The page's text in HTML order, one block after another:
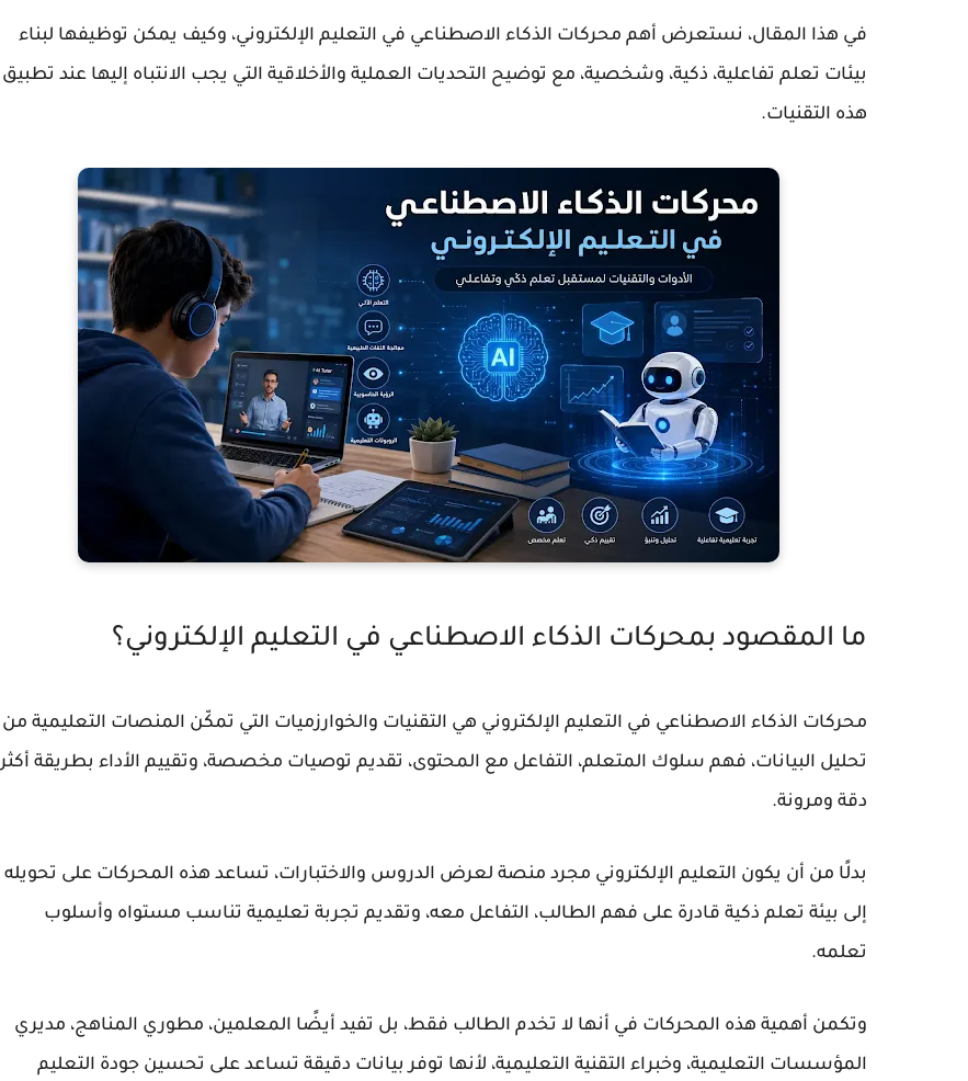
في هذا المقال، نستعرض أهم محركات الذكاء الاصطناعي في التعليم الإلكتروني، وكيف يمكن توظيفها لبناء
بيئات تعلم تفاعلية، ذكية، وشخصية، مع توضيح التحديات العملية والأخلاقية التي يجب الانتباه إليها عند تطبيق
هذه التقنيات.
ما المقصود بمحركات الذكاء الاصطناعي في التعليم الإلكتروني؟
محركات الذكاء الاصطناعي في التعليم الإلكتروني هي التقنيات والخوارزميات التي تمكّن المنصات التعليمية من
تحليل البيانات، فهم سلوك المتعلم، التفاعل مع المحتوى، تقديم توصيات مخصصة، وتقييم الأداء بطريقة أكثر
دقة ومرونة.
بدلًا من أن يكون التعليم الإلكتروني مجرد منصة لعرض الدروس والاختبارات، تساعد هذه المحركات على تحويله
إلى بيئة تعلم ذكية قادرة على فهم الطالب، التفاعل معه، وتقديم تجربة تعليمية تناسب مستواه وأسلوب
تعلمه.
وتكمن أهمية هذه المحركات في أنها لا تخدم الطالب فقط، بل تفيد أيضًا المعلمين، مطوري المناهج، مديري
المؤسسات التعليمية، وخبراء التقنية التعليمية، لأنها توفر بيانات دقيقة تساعد على تحسين جودة التعليم